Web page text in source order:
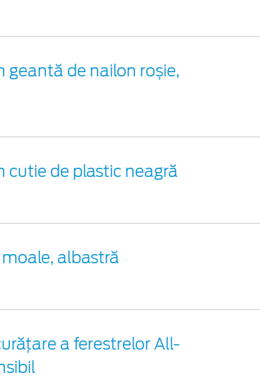
geantă de nailon roșie,
cutie de plastic neagră
albastră
a ferestrelor All-